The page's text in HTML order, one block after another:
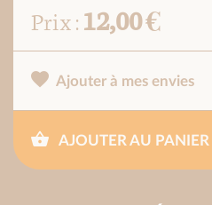
Prix :12,00 €
Ajouter à mes envies
AJOUTER AU PANIER